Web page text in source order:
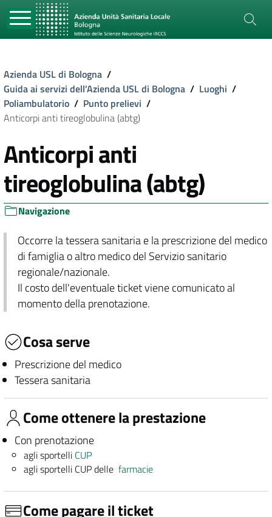
Azienda USL di Bologna /
Guida ai servizi dell'Azienda USL di Bologna / Luoghi /
Poliambulatorio / Punto prelievi /
Anticorpi anti tireoglobulina (abtg)
Anticorpi anti
tireoglobulina (abtg)
Navigazione
Occorre la tessera sanitaria e la prescrizione del medico
di famiglia o altro medico del Servizio sanitario
regionale/nazionale.
Il costo dell'eventuale ticket viene comunicato al
momento della prenotazione.
Cosa serve
Prescrizione del medico
Tessera sanitaria
Come ottenere la prestazione
Con prenotazione
agli sportelli CUP
agli sportelli CUP dellefarmacie
Come pagare il ticket